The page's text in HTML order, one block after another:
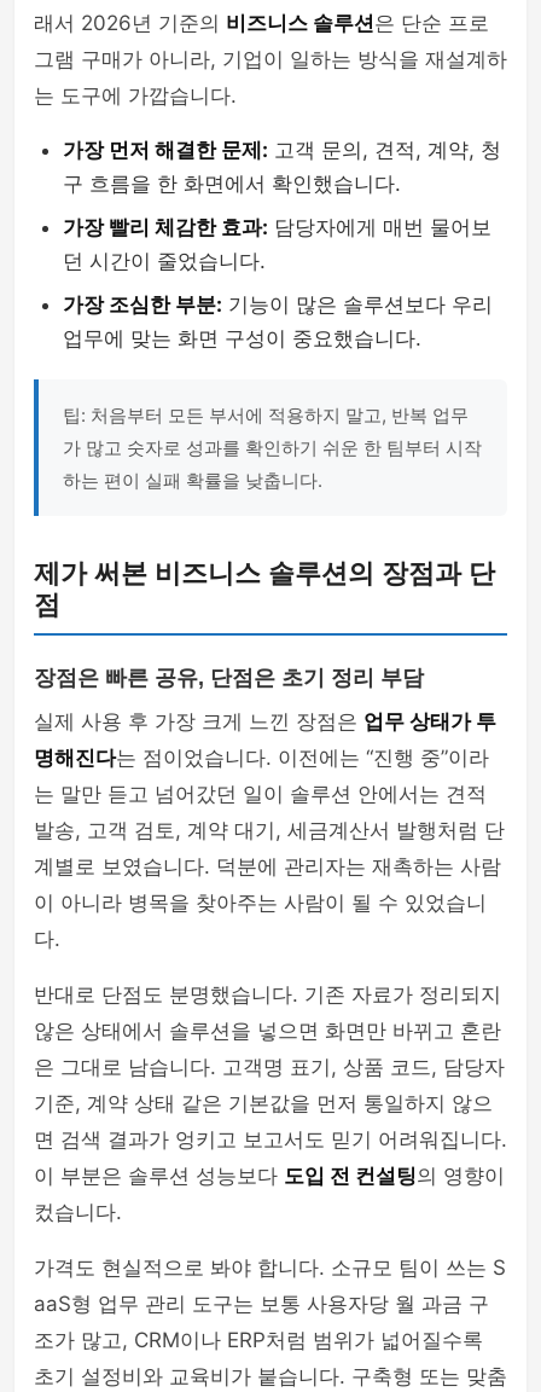
래서 2026년 기준의 비즈니스 솔루션은 단순 프로
그램 구매가 아니라, 기업이 일하는 방식을 재설계하
는 도구에 가깝습니다.
가장 먼저 해결한 문제: 고객 문의, 견적, 계약, 청
구 흐름을 한 화면에서 확인했습니다.
가장 빨리 체감한 효과: 담당자에게 매번 물어보
던 시간이 줄었습니다.
가장 조심한 부분: 기능이 많은 솔루션보다 우리
업무에 맞는 화면 구성이 중요했습니다.
팁: 처음부터 모든 부서에 적용하지 말고, 반복 업무
가 많고 숫자로 성과를 확인하기 쉬운 한 팀부터 시작
하는 편이 실패 확률을 낮춥니다.
제가 써본 비즈니스 솔루션의 장점과 단
점
장점은 빠른 공유, 단점은 초기 정리 부담
실제 사용 후 가장 크게 느낀 장점은 업무 상태가 투
명해진다는 점이었습니다. 이전에는 “진행 중”이라
는 말만 듣고 넘어갔던 일이 솔루션 안에서는 견적
발송, 고객 검토, 계약 대기, 세금계산서 발행처럼 단
계별로 보였습니다. 덕분에 관리자는 재촉하는 사람
이 아니라 병목을 찾아주는 사람이 될 수 있었습니
다.
반대로 단점도 분명했습니다. 기존 자료가 정리되지
않은 상태에서 솔루션을 넣으면 화면만 바뀌고 혼란
은 그대로 남습니다. 고객명 표기, 상품 코드, 담당자
기준, 계약 상태 같은 기본값을 먼저 통일하지 않으
면 검색 결과가 엉키고 보고서도 믿기 어려워집니다.
이 부분은 솔루션 성능보다 도입 전 컨설팅의 영향이
컸습니다.
가격도 현실적으로 봐야 합니다. 소규모 팀이 쓰는 S
aaS형 업무 관리 도구는 보통 사용자당 월 과금 구
조가 많고, CRM이나 ERP처럼 범위가 넓어질수록
초기 설정비와 교육비가 붙습니다. 구축형 또는 맞춤